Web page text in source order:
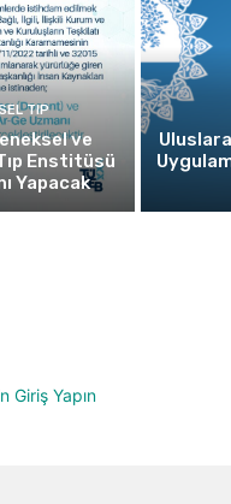
TIP
ve
Enstitüsü
Yapacak
Giriş Yapın